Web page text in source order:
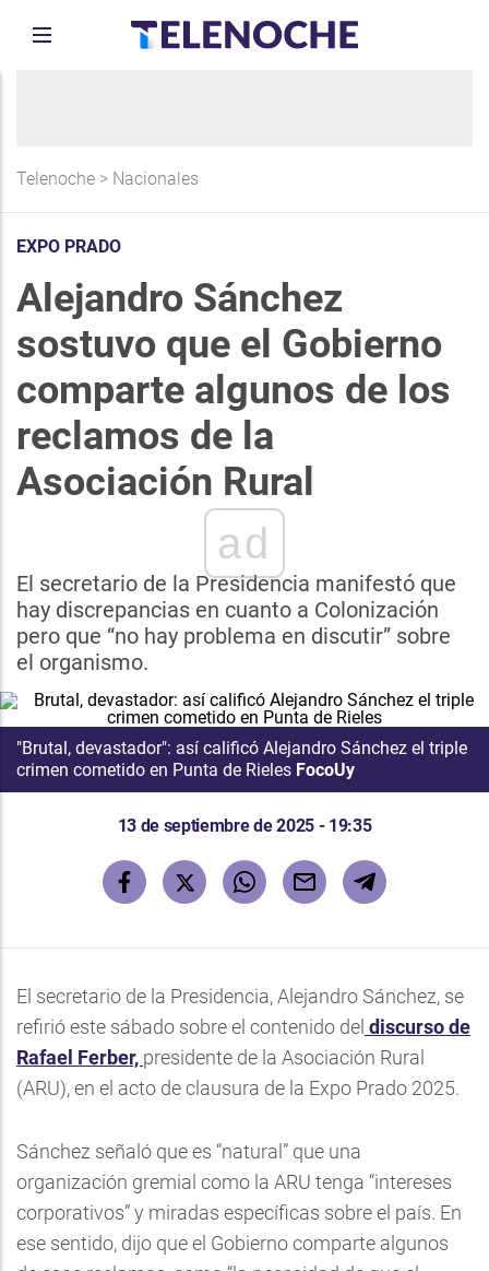
Telenoche > Nacionales
EXPO PRADO
Alejandro Sánchez
sostuvo que el Gobierno
comparte algunos de los
reclamos de la
Asociación Rural
ad
El secretario de la Presidencia manifestó que
hay discrepancias en cuanto a Colonización
pero que “no hay problema en discutir” sobre
el organismo.
"Brutal, devastador": así calificó Alejandro Sánchez el triple
crimen cometido en Punta de Rieles FocoUy
13 de septiembre de 2025 - 19:35
El secretario de la Presidencia, Alejandro Sánchez, se
refirió este sábado sobre el contenido del discurso de
Rafael Ferber, presidente de la Asociación Rural
(ARU), en el acto de clausura de la Expo Prado 2025.
Sánchez señaló que es “natural” que una
organización gremial como la ARU tenga “intereses
corporativos” y miradas específicas sobre el país. En
ese sentido, dijo que el Gobierno comparte algunos